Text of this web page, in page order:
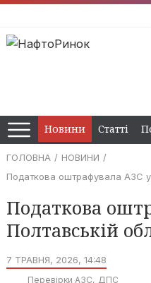
Новини Статті
ГОЛОВНА
НОВИНИ
Податкова оштрафувала АЗС у
Податкова
Полтавській
7 ТРАВНЯ, 2026, 14:48
Перевірки АЗС ДПС